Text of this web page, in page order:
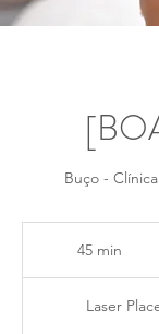
Buço -
45 min
Laser